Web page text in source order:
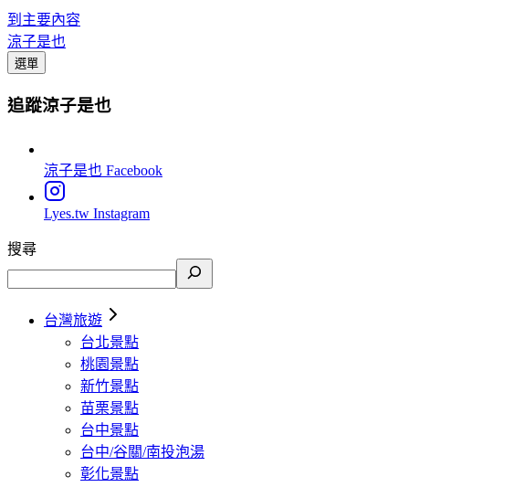
到主要內容
涼子是也
選單
追蹤涼子是也
涼子是也 Facebook
Lyes.tw Instagram
搜尋
台灣旅遊
台北景點
桃園景點
新竹景點
苗栗景點
台中景點
台中/谷關/南投泡湯
彰化景點